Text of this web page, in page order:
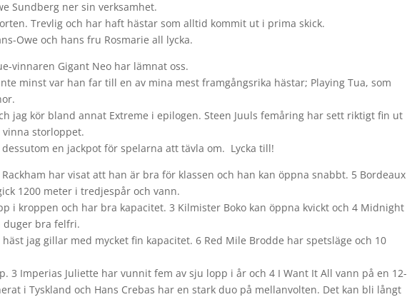
Sundberg ner sin verksamhet.
Trevlig och har haft hästar som alltid kommit ut i prima skick.
Owe och hans fru Rosmarie all lycka.
vinnaren Gigant Neo har lämnat oss.
minst var han far till en av mina mest framgångsrika hästar; Playing Tua, som
jag kör bland annat Extreme i epilogen. Steen Juuls femåring har sett riktigt fin ut
vinna storloppet.
en jackpot för spelarna att tävla om. Lycka till!
har visat att han är bra för klassen och han kan öppna snabbt. 5 Bordeaux
1200 meter i tredjespår och vann.
i kroppen och har bra kapacitet. 3 Kilmister Boko kan öppna kvickt och 4 Midnight
duger bra felfri.
häst jag gillar med mycket fin kapacitet. 6 Red Mile Brodde har spetsläge och 10
3 Imperias Juliette har vunnit fem av sju lopp i år och 4 I Want It All vann på en 12-
i Tyskland och Hans Crebas har en stark duo på mellanvolten. Det kan bli långt